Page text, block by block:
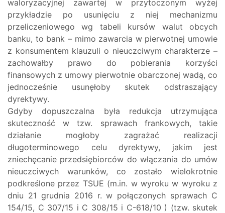
waloryzacyjnej zawartej w przytoczonym wyżej
przykładzie po usunięciu z niej mechanizmu
przeliczeniowego wg tabeli kursów walut obcych
banku, to bank – mimo zawarcia w pierwotnej umowie
z konsumentem klauzuli o nieuczciwym charakterze –
zachowałby prawo do pobierania korzyści
finansowych z umowy pierwotnie obarczonej wadą, co
jednocześnie usunęłoby skutek odstraszający
dyrektywy.
Gdyby dopuszczalna była redukcja utrzymująca
skuteczność w tzw. sprawach frankowych, takie
działanie mogłoby zagrażać realizacji
długoterminowego celu dyrektywy, jakim jest
zniechęcanie przedsiębiorców do włączania do umów
nieuczciwych warunków, co zostało wielokrotnie
podkreślone przez TSUE (m.in. w wyroku w wyroku z
dniu 21 grudnia 2016 r. w połączonych sprawach C
154/15, C 307/15 i C 308/15 i C-618/10 ) (tzw. skutek